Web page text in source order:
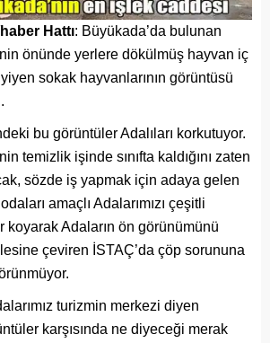
Hattı: Büyükada’da bulunan
önünde yerlere dökülmüş hayvan iç
sokak hayvanlarının görüntüsü
bu görüntüler Adalıları korkutuyor.
temizlik işinde sınıfta kaldığını zaten
sözde iş yapmak için adaya gelen
amaçlı Adalarımızı çeşitli
koyarak Adaların ön görünümünü
çeviren İSTAÇ’da çöp sorununa
turizmin merkezi diyen
karşısında ne diyeceği merak